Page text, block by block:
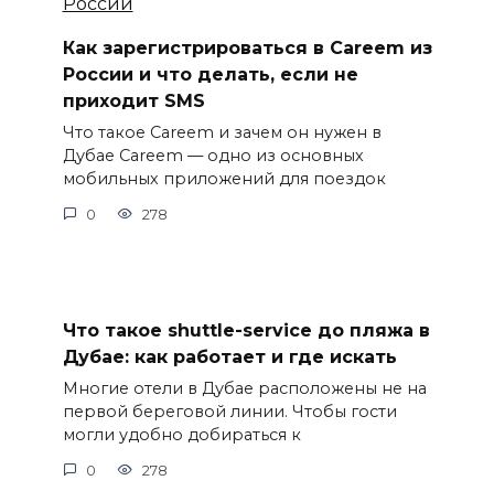
Как зарегистрироваться в Careem из
России и что делать, если не
приходит SMS
Что такое Careem и зачем он нужен в
Дубае Careem — одно из основных
мобильных приложений для поездок
0 278
Что такое shuttle-service до пляжа в
Дубае: как работает и где искать
Многие отели в Дубае расположены не на
первой береговой линии. Чтобы гости
могли удобно добираться к
0 278